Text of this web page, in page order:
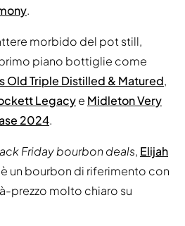
.
morbido del pot still,
piano bottiglie come
Old Triple Distilled & Matured,
Legacye Midleton Very
2024.
Friday bourbon deals, Elijah
è un bourbon di riferimento con
prezzo molto chiaro su